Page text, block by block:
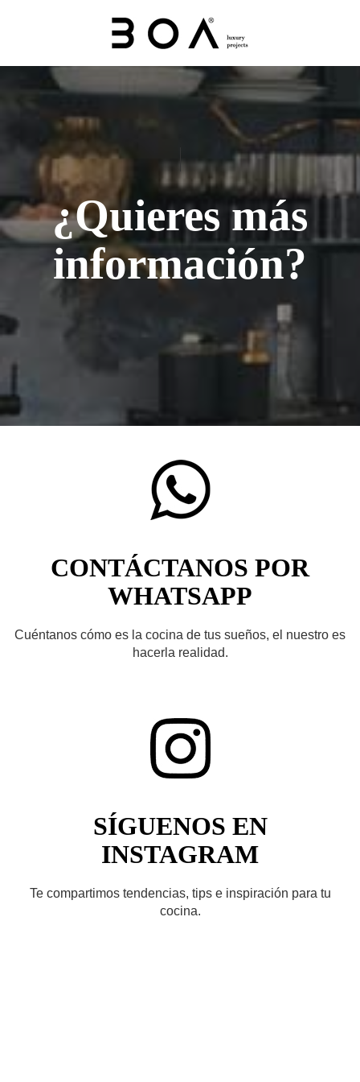
¿Quieres más
información?
CONTÁCTANOS POR
WHATSAPP
Cuéntanos cómo es la cocina de tus sueños, el nuestro es
hacerla realidad.
SÍGUENOS EN
INSTAGRAM
Te compartimos tendencias, tips e inspiración para tu
cocina.